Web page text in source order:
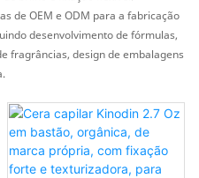
de OEM e ODM para a fabricação
desenvolvimento de fórmulas,
fragrâncias, design de embalagens